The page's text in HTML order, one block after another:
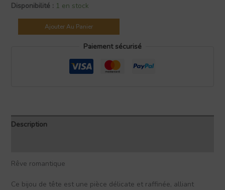
Disponibilité : 1 en stock
Ajouter Au Panier
Paiement sécurisé
Description
Rêve romantique
Ce bijou de tête est une pièce délicate et raffinée, alliant